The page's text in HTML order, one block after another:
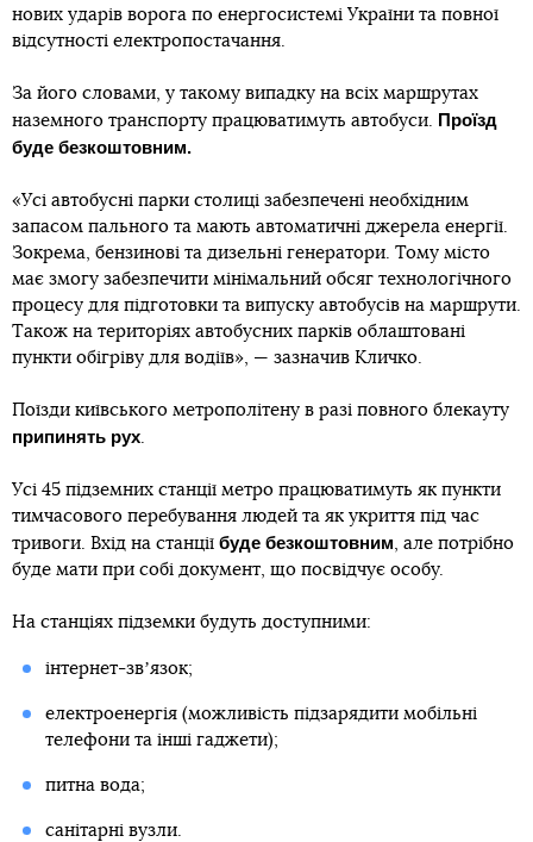
нових ударів ворога по енергосистемі України та повної
відсутності електропостачання.
За його словами, у такому випадку на всіх маршрутах
наземного транспорту працюватимуть автобуси. Проїзд
буде безкоштовним.
«Усі автобусні парки столиці забезпечені необхідним
запасом пального та мають автоматичні джерела енергії.
Зокрема, бензинові та дизельні генератори. Тому місто
має змогу забезпечити мінімальний обсяг технологічного
процесу для підготовки та випуску автобусів на маршрути.
Також на територіях автобусних парків облаштовані
пункти обігріву для водіїв», — зазначив Кличко.
Поїзди київського метрополітену в разі повного блекауту
припинять рух.
Усі 45 підземних станції метро працюватимуть як пункти
тимчасового перебування людей та як укриття під час
тривоги. Вхід на станції буде безкоштовним, але потрібно
буде мати при собі документ, що посвідчує особу.
На станціях підземки будуть доступними:
інтернет-звʼязок;
електроенергія (можливість підзарядити мобільні
телефони та інші гаджети);
питна вода;
санітарні вузли.